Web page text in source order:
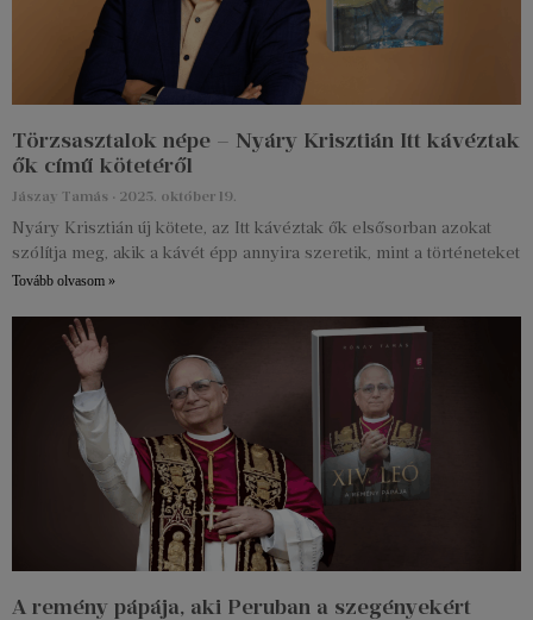
Törzsasztalok népe – Nyáry Krisztián Itt kávéztak
ők című kötetéről
Jászay Tamás 2025. október 19.
Nyáry Krisztián új kötete, az Itt kávéztak ők elsősorban azokat
szólítja meg, akik a kávét épp annyira szeretik, mint a történeteket
Tovább olvasom »
A remény pápája, aki Peruban a szegényekért